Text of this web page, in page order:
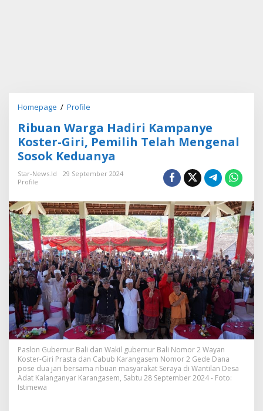
Homepage / Profile
b
u
a
n
W
g
a
H
a
d
i
r
i
K
a
m
p
a
n
y
e
K
o
Ribuan Warga Hadiri Kampanye
Koster-Giri, Pemilih Telah Mengenal
Sosok Keduanya
Star-News.id
29 September 2024
Profile
Paslon Gubernur Bali dan Wakil gubernur Bali Nomor 2 Wayan
Koster-Giri Prasta dan Cabub Karangasem Nomor 2 Gede Dana
pose dua jari bersama ribuan masyarakat Seraya di Wantilan Desa
Adat Kalanganyar Karangasem, Sabtu 28 September 2024 - Foto:
Istimewa